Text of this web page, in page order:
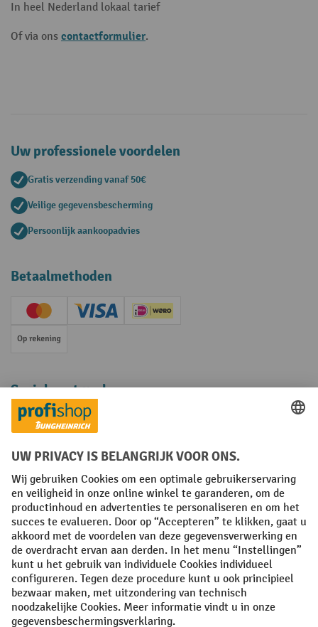
In heel Nederland lokaal tarief
Of via ons contactformulier.
Uw professionele voordelen
Gratis verzending vanaf 50€
Veilige gegevensbescherming
Persoonlijk aankoopadvies
Betaalmethoden
Creditcard (Master)Creditcard (Visa)iDEAL | Wero
Op rekening
Sociale netwerken
Facebook
YouTube
LinkedInInstagram
Algemene leveringsvoorwaarden Copyright
Privacyverklaring Privacy Instellingen
All prices excl. VAT plusshipping costs and possible delivery charges,
if not stated otherwise.
¹ De korting is geldig zolang de voorraad strekt. De korting is niet van
toepassing op speciale prijzen. Een combinatie met andere
procentuele kortingen of vouchers is niet mogelijk. | ² De korting